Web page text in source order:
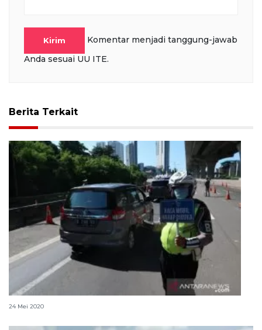
Kirim
Komentar menjadi tanggung-jawab
Anda sesuai UU ITE.
Berita Terkait
Arus kendaraan di tol Jakarta-Cikampek lengang
24 Mei 2020